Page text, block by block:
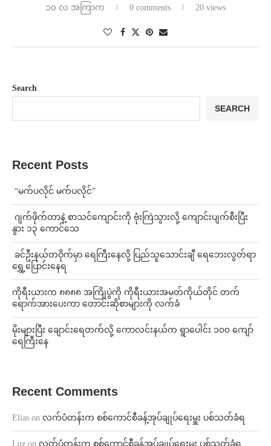
၁၀ လ အကြာက 0 comments 20 views
Search
SEARCH
Recent Posts
⁨ ⁨“မက်ပလိုင် မက်ပလိုင်”
⁨⁩ ⁨ဂျက်ဖိုက်တာနဲ့ စာသင်ကျောင်းကို ဗုံးကြဲသွားလို့ ကျောင်းပျက်စီးပြီး
နွား ၁၃ ကောင်သေ
⁩ ⁨ခင်ဦးနယ်တဝိုက်မှာ ရေကြီးနေလို့ ပြည်သူသောင်းချီ ရေဘေးလွတ်ရာ
ရွှေ့ပြောင်းနေရ
ကိုရီးယားက ၈၈၈၈ အကြိုပွဲကို ကိုရီးယားအမတ်ကိုယ်တိုင် တက်
ရောက်အားပေးကာ တောင်းဆိုစာများကို လက်ခံ
⁨မိုးများပြီး ချောင်းရေတက်လို့ ကောလင်းနယ်က ရွာပေါင်း ၁၀၀ ကျော်
ရေကြီးနေ
Recent Comments
Elias on လက်ပံတန်းက စစ်ကောင်စီခန့်အုပ်ချုပ်ရေးမှူး ပစ်သတ်ခံရ
Luz on လက်ပံတန်းက စစ်ကောင်စီခန့်အုပ်ချုပ်ရေးမှူး ပစ်သတ်ခံရ